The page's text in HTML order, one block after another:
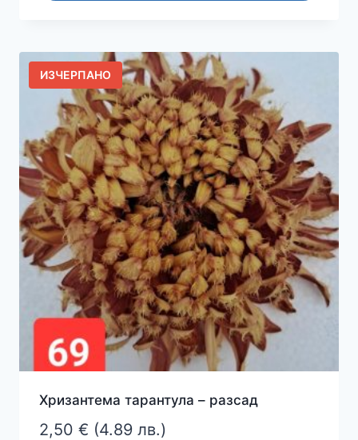
ИЗЧЕРПАНО
Хризантема тарантула – разсад
2,50 € (4.89 лв.)